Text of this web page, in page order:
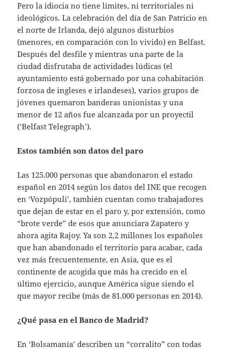
Pero la idiocia no tiene límites, ni territoriales ni
ideológicos. La celebración del día de San Patricio en
el norte de Irlanda, dejó algunos disturbios
(menores, en comparación con lo vivido) en Belfast.
Después del desfile y mientras una parte de la
ciudad disfrutaba de actividades lúdicas (el
ayuntamiento está gobernado por una cohabitación
forzosa de ingleses e irlandeses), varios grupos de
jóvenes quemaron banderas unionistas y una
menor de 12 años fue alcanzada por un proyectil
(‘Belfast Telegraph’).
Estos también son datos del paro
Las 125.000 personas que abandonaron el estado
español en 2014 según los datos del INE que recogen
en ‘Vozpópuli’, también cuentan como trabajadores
que dejan de estar en el paro y, por extensión, como
“brote verde” de esos que anunciara Zapatero y
ahora agita Rajoy. Ya son 2,2 millones los españoles
que han abandonado el territorio para acabar, cada
vez más frecuentemente, en Asia, que es el
continente de acogida que más ha crecido en el
último ejercicio, aunque América sigue siendo el
que mayor recibe (más de 81.000 personas en 2014).
¿Qué pasa en el Banco de Madrid?
En ‘Bolsamanía’ describen un “corralito” con todas